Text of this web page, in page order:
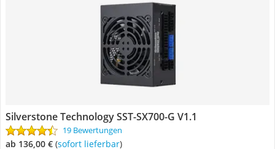
Silverstone Technology SST-SX700-G V1.1
19 Bewertungen
ab 136,00 € ( Sofort lieferbar)